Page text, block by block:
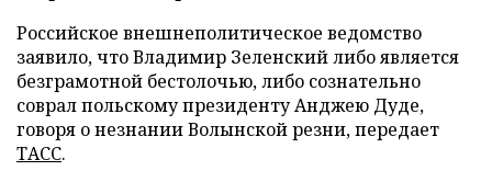
Российское внешнеполитическое ведомство
заявило, что Владимир Зеленский либо является
безграмотной бестолочью, либо сознательно
соврал польскому президенту Анджею Дуде,
говоря о незнании Волынской резни, передает
ТАСС.